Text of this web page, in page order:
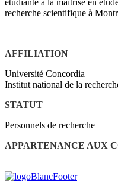
recherche scientifique à
AFFILIATION
Université Concordia
Institut national de la
STATUT
Personnels de recherche
APPARTENANCE AUX